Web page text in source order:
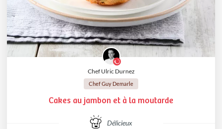
Chef Ulric Durnez
Chef Guy Demarle
Cakes au jambon et à la moutarde
Délicieux